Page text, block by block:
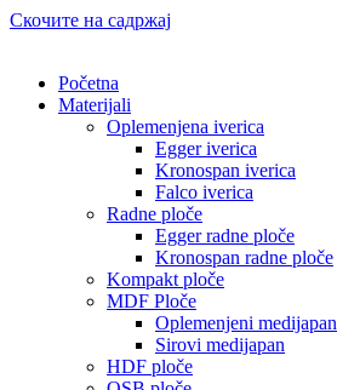
Скочите на садржај
Početna
Materijali
Oplemenjena iverica
Egger iverica
Kronospan iverica
Falco iverica
Radne ploče
Egger radne ploče
Kronospan radne ploče
Kompakt ploče
MDF Ploče
Oplemenjeni medijapan
Sirovi medijapan
HDF ploče